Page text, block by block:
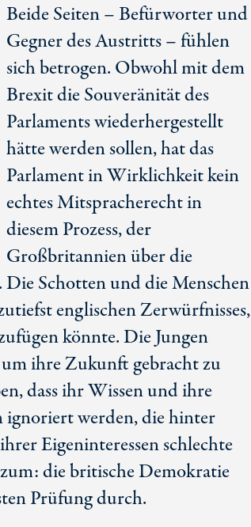
Beide Seiten – Befürworter und
Gegner des Austritts – fühlen
sich betrogen. Obwohl mit dem
Brexit die Souveränität des
Parlaments wiederhergestellt
hätte werden sollen, hat das
Parlament in Wirklichkeit kein
echtes Mitspracherecht in
diesem Prozess, der
Großbritannien über die
Schotten und die Menschen
englischen Zerwürfnisses,
könnte. Die Jungen
ihre Zukunft gebracht zu
dass ihr Wissen und ihre
ignoriert werden, die hinter
Eigeninteressen schlechte
die britische Demokratie
Prüfung durch.